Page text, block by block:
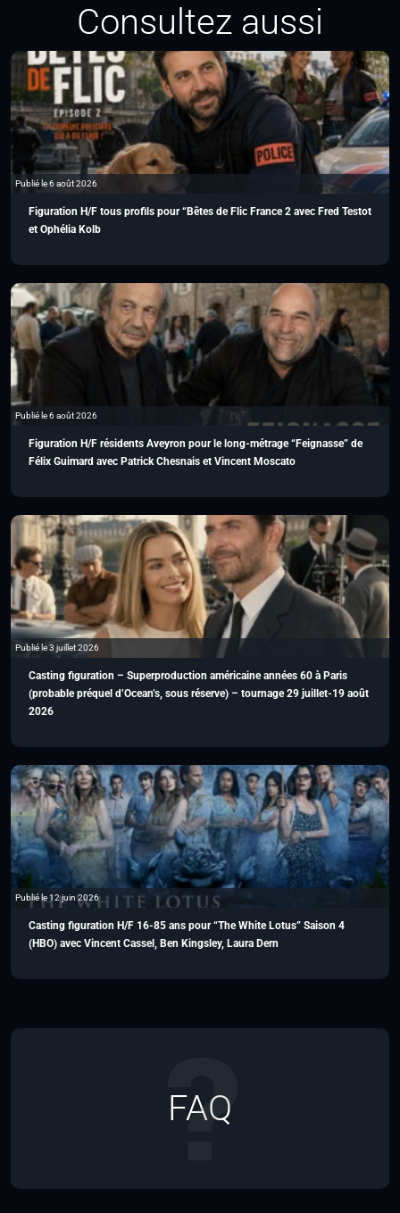
Consultez aussi
Publié le 6 août 2026
Figuration H/F tous profils pour “Bêtes de Flic France 2 avec Fred Testot
et Ophélia Kolb
Publié le 6 août 2026
Figuration H/F résidents Aveyron pour le long-métrage “Feignasse” de
Félix Guimard avec Patrick Chesnais et Vincent Moscato
Publié le 3 juillet 2026
Casting figuration – Superproduction américaine années 60 à Paris
(probable préquel d’Ocean’s, sous réserve) – tournage 29 juillet-19 août
2026
Publié le 12 juin 2026
Casting figuration H/F 16-85 ans pour “The White Lotus” Saison 4
(HBO) avec Vincent Cassel, Ben Kingsley, Laura Dern
FAQ